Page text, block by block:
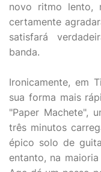
novo ritmo lento,
certamente
satisfará
banda.
Ironicamente, em
sua forma mais
"Paper Machete",
três minutos
épico solo de
entanto, na